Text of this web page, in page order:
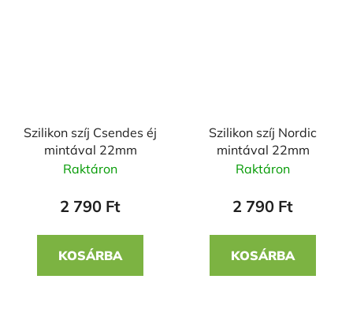
Szilikon szíj Csendes éj
mintával 22mm
Raktáron
2 790 Ft
KOSÁRBA
Szilikon szíj Nordic
mintával 22mm
Raktáron
2 790 Ft
KOSÁRBA